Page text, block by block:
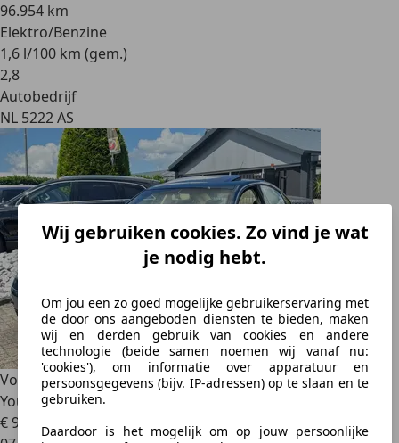
Wij gebruiken cookies. Zo vind je wat
je nodig hebt.
Om jou een zo goed mogelijke gebruikerservaring met
de door ons aangeboden diensten te bieden, maken
wij en derden gebruik van cookies en andere
technologie (beide samen noemen wij vanaf nu:
'cookies'), om informatie over apparatuur en
persoonsgegevens (bijv. IP-adressen) op te slaan en te
gebruiken.
Daardoor is het mogelijk om op jouw persoonlijke
96.954 km
Elektro/Benzine
1,6 l/100 km (gem.)
2,8
Autobedrijf
NL 5222 AS
Volkswagen Passat2.5 TDI 4Motion 2003 53.000 KM Sedan
Youngtimer
€ 9.950